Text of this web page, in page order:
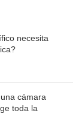
necesita
cámara
toda la